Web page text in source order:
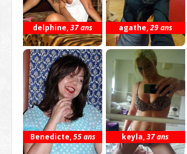
delphine,37 ans agathe,29 ans
Benedicte,55 ans keyla,37 ans